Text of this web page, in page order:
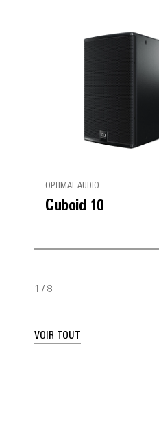
OPTIMAL AUDIO
Cuboid 10
1 / 8
VOIR TOUT